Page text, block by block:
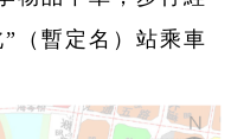
（暫定名）站乘車